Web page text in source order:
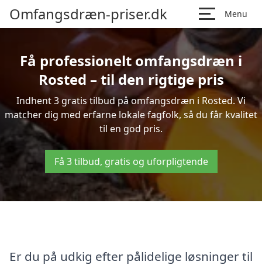
Omfangsdræn-priser.dk Menu
Få professionelt omfangsdræn i
Rosted – til den rigtige pris
Indhent 3 gratis tilbud på omfangsdræn i Rosted. Vi
matcher dig med erfarne lokale fagfolk, så du får kvalitet
til en god pris.
Få 3 tilbud, gratis og uforpligtende
Er du på udkig efter pålidelige løsninger til